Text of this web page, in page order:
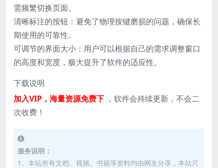
需频繁切换页面。
清晰标注的按钮：避免了物理按键磨损的问题，确保长
期使用的可靠性。
可调节的界面大小：用户可以根据自己的需求调整窗口
的高度和宽度，极大提升了软件的适应性。
下载说明
加入VIP，海量资源免费下 ，软件会持续更新，不会二
次收费！
服务说明：
1、本站所有文档、视频、书籍等资料均由网友分享，本站只